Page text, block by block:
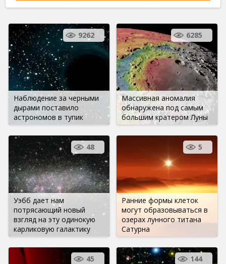
Наблюдение за черными
дырами поставило
астрономов в тупик
9262
Массивная аномалия
обнаружена под самым
большим кратером Луны
6285
Уэбб дает нам
потрясающий новый
взгляд на эту одинокую
карликовую галактику
48
Ранние формы клеток
могут образовываться в
озерах лунного титана
Сатурна
5
45 144